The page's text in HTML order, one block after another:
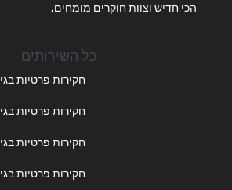
הכי חדיש וצוות חוקרים מומחים.
כל השירותים
חקירות פרטיות
חקירות פרטיות
חקירות פרטיות
חקירות פרטיות